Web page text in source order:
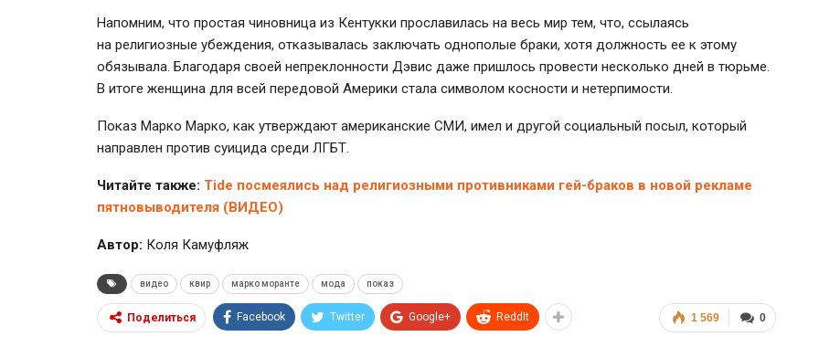
Напомним, что простая чиновница из Кентукки прославилась на весь мир тем, что, ссылаясь
на религиозные убеждения, отказывалась заключать однополые браки, хотя должность ее к этому
обязывала. Благодаря своей непреклонности Дэвис даже пришлось провести несколько дней в тюрьме.
В итоге женщина для всей передовой Америки стала символом косности и нетерпимости.
Показ Марко Марко, как утверждают американские СМИ, имел и другой социальный посыл, который
направлен против суицида среди ЛГБТ.
Читайте также: Tide посмеялись над религиозными противниками гей-браков в новой рекламе
пятновыводителя (ВИДЕО)
Автор: Коля Камуфляж
видео квир марко моранте мода показ
0
1 569
Поделиться Facebook Twitter Google+ ReddIt